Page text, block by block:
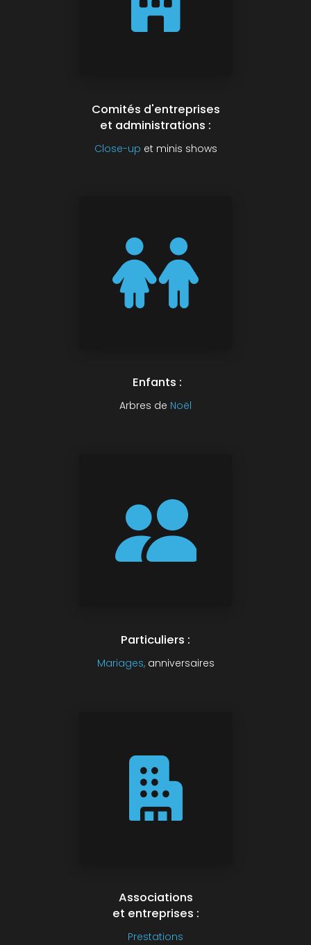
Comités d'entreprises
et administrations :
Close-up et minis shows
Enfants :
Arbres de Noël
Particuliers :
Mariages,anniversaires
Associations
et entreprises :
Prestations